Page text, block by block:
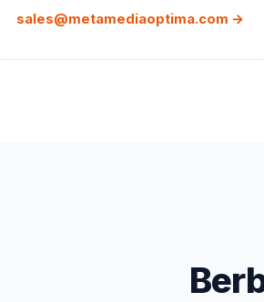
sales@metamediaoptima.com →